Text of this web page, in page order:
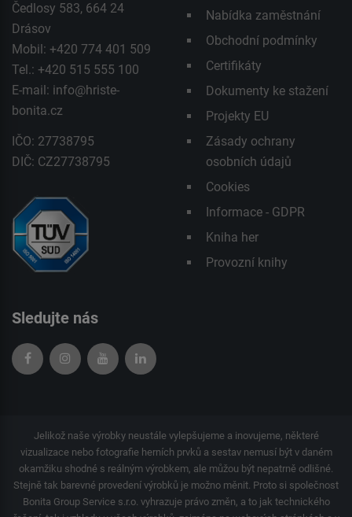
Čedlosy 583, 664 24
Drásov
Mobil: +420 774 401 509
Tel.: +420 515 555 100
E-mail: info@hriste-
bonita.cz
IČO: 27738795
DIČ: CZ27738795
Nabídka zaměstnání
Obchodní podmínky
Certifikáty
Dokumenty ke stažení
Projekty EU
Zásady ochrany
osobních údajů
Cookies
Informace - GDPR
Kniha her
Provozní knihy
Sledujte nás
Jelikož naše výrobky neustále vylepšujeme a inovujeme, některé
vizualizace nebo fotografie herních prvků a sestav nemusí být v daném
okamžiku shodné s reálným výrobkem, ale můžou být nepatrně odlišné.
Stejně tak barevné provedení výrobků je možno měnit. Proto si společnost
Bonita Group Service s.r.o. vyhrazuje právo změn, a to jak technického